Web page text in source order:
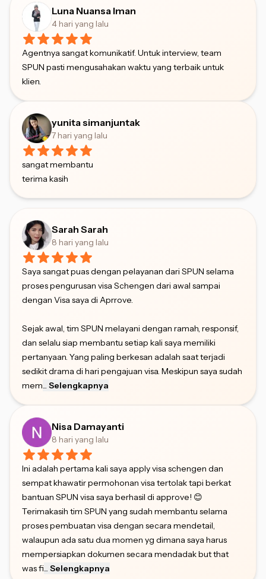
Luna Nuansa Iman
4 hari yang lalu
Agentnya sangat komunikatif. Untuk interview, team
SPUN pasti mengusahakan waktu yang terbaik untuk
klien.
yunita simanjuntak
7 hari yang lalu
sangat membantu
terima kasih
Sarah Sarah
8 hari yang lalu
Saya sangat puas dengan pelayanan dari SPUN selama
proses pengurusan visa Schengen dari awal sampai
dengan Visa saya di Aprrove.
Sejak awal, tim SPUN melayani dengan ramah, responsif,
dan selalu siap membantu setiap kali saya memiliki
pertanyaan. Yang paling berkesan adalah saat terjadi
sedikit drama di hari pengajuan visa. Meskipun saya sudah
mem
Selengkapnya
Nisa Damayanti
8 hari yang lalu
Ini adalah pertama kali saya apply visa schengen dan
sempat khawatir permohonan visa tertolak tapi berkat
bantuan SPUN visa saya berhasil di approve! 😊
Terimakasih tim SPUN yang sudah membantu selama
proses pembuatan visa dengan secara mendetail,
walaupun ada satu dua momen yg dimana saya harus
mempersiapkan dokumen secara mendadak but that
was fi
Selengkapnya